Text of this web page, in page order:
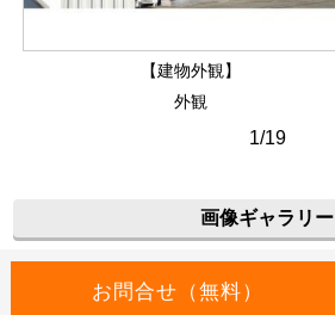
【建物外観】
外観
1/19
画像ギャラリー